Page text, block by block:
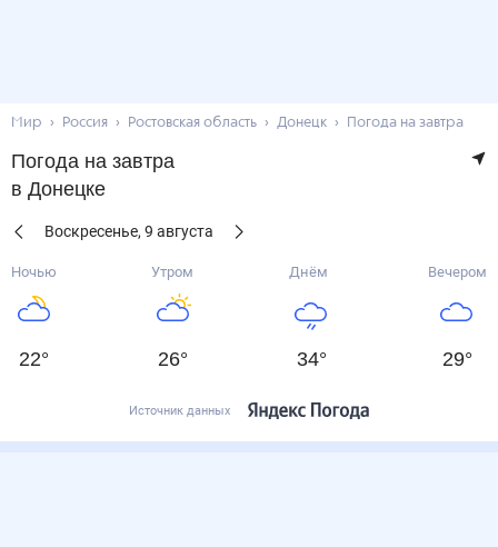
Мир Россия Ростовская область Донецк Погода на завтра
Погода на завтра
в Донецке
Воскресенье, 9 августа
Ночью
22°
Утром
26°
Днём
34°
Вечером
29°
Источник данных